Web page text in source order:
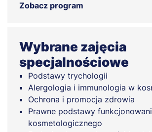
Zobacz program
Wybrane zajęcia
specjalnościowe
Podstawy trychologii
Alergologia i immunologia w
Ochrona i promocja zdrowia
Prawne podstawy
kosmetologicznego